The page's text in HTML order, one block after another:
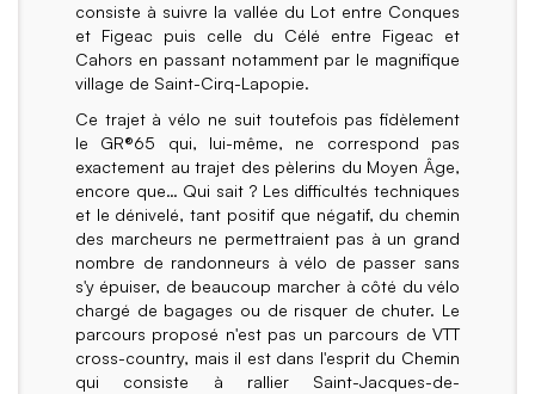
consiste à suivre la vallée du Lot entre Conques
et Figeac puis celle du Célé entre Figeac et
Cahors en passant notamment par le magnifique
village de Saint-Cirq-Lapopie.
Ce trajet à vélo ne suit toutefois pas fidèlement
le GR®65 qui, lui-même, ne correspond pas
exactement au trajet des pèlerins du Moyen Âge,
encore que… Qui sait ? Les difficultés techniques
et le dénivelé, tant positif que négatif, du chemin
des marcheurs ne permettraient pas à un grand
nombre de randonneurs à vélo de passer sans
s'y épuiser, de beaucoup marcher à côté du vélo
chargé de bagages ou de risquer de chuter. Le
parcours proposé n'est pas un parcours de VTT
cross-country, mais il est dans l'esprit du Chemin
qui consiste à rallier Saint-Jacques-de-